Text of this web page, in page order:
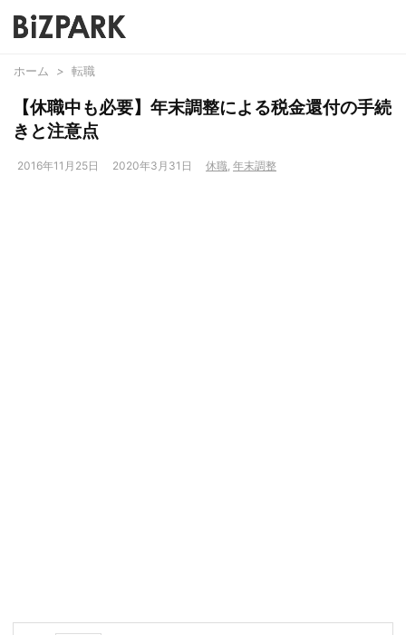
ホーム > 転職
【休職中も必要】年末調整による税金還付の手続
きと注意点
2016年11月25日 2020年3月31日 休職, 年末調整